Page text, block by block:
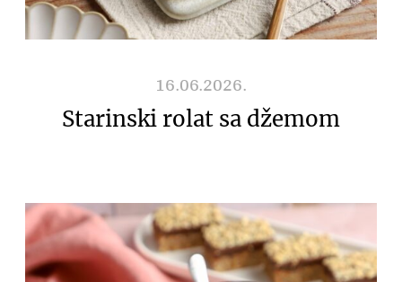
16.06.2026.
Starinski rolat sa džemom